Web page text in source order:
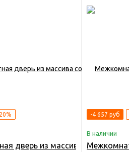
1.0 ДГ RAL 7031
дверь из массива сосны Граф
-4 657 руб
В наличии